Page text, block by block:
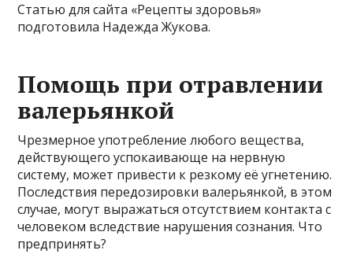
Статью для сайта «Рецепты здоровья»
подготовила Надежда Жукова.
Помощь при отравлении
валерьянкой
Чрезмерное употребление любого вещества,
действующего успокаивающе на нервную
систему, может привести к резкому её угнетению.
Последствия передозировки валерьянкой, в этом
случае, могут выражаться отсутствием контакта с
человеком вследствие нарушения сознания. Что
предпринять?